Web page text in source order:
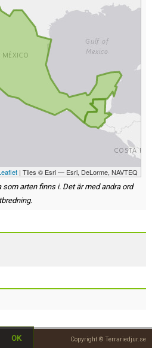
| Tiles © Esri — Esri, DeLorme, NAVTEQ
arten finns i. Det är med andra ord
Copyright © Terrariedjur.se
OK